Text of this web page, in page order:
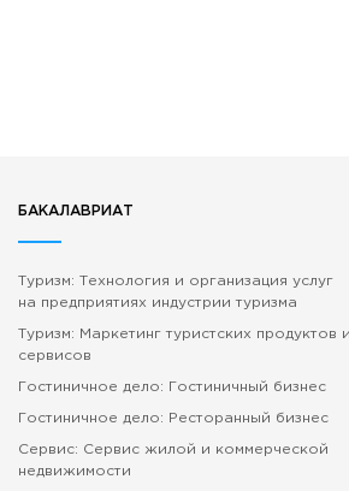
БАКАЛАВРИАТ
Туризм: Технология и организация услуг
на предприятиях индустрии туризма
Туризм: Маркетинг туристских продуктов и
сервисов
Гостиничное дело: Гостиничный бизнес
Гостиничное дело: Ресторанный бизнес
Сервис: Сервис жилой и коммерческой
недвижимости